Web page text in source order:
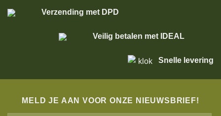
Verzending met DPD
Veilig betalen met IDEAL
Snelle levering
MELD JE AAN VOOR ONZE NIEUWSBRIEF!